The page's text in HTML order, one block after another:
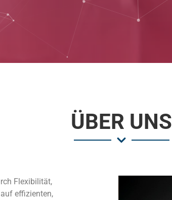
ÜBER UNS
Flexibilität,
effizienten,